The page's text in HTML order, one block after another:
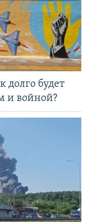
долго будет
и войной?